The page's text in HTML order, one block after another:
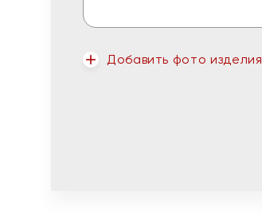
Добавить фото изделия